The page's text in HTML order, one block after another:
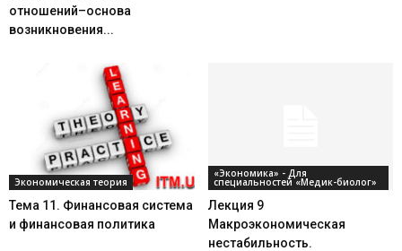
отношений–основа
возникновения...
Экономическая теория
Тема 11. Финансовая система
и финансовая политика
«Экономика» - Для
специальностей «Медик-биолог»
Лекция 9
Макроэкономическая
нестабильность.